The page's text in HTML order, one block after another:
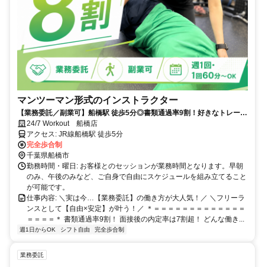
マンツーマン形式のインストラクター
【業務委託／副業可】船橋駅 徒歩5分◎書類通過率9割！好きなトレーニ
ングを仕事にしながら働きたいときに働ける！
24/7 Workout 船橋店
アクセス: JR線船橋駅 徒歩5分
完全歩合制
千葉県船橋市
勤務時間・曜日: お客様とのセッションが業務時間となります。早朝
のみ、午後のみなど、ご自身で自由にスケジュールを組み立てること
が可能です。
仕事内容: ＼実は今…【業務委託】の働き方が大人気！／ ＼フリーラ
ンスとして【自由×安定】が叶う！／ ＊＝＝＝＝＝＝＝＝＝＝＝＝＝
＝＝＝＝＊ 書類通過率9割！ 面接後の内定率は7割超！ どんな働き...
週1日からOK シフト自由 完全歩合制
業務委託